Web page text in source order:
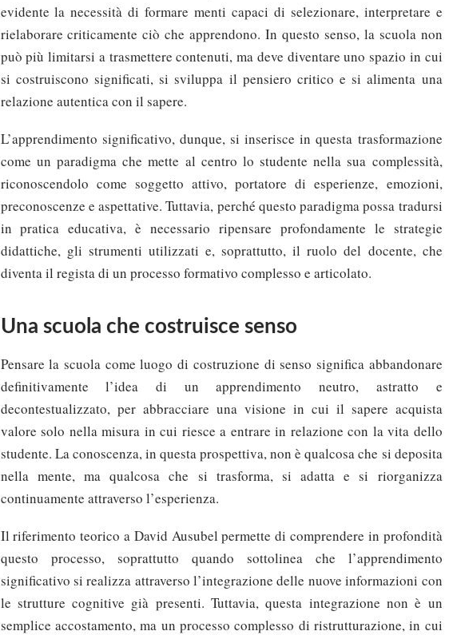
evidente la necessità di formare menti capaci di selezionare, interpretare e
rielaborare criticamente ciò che apprendono. In questo senso, la scuola non
può più limitarsi a trasmettere contenuti, ma deve diventare uno spazio in cui
si costruiscono significati, si sviluppa il pensiero critico e si alimenta una
relazione autentica con il sapere.
L’apprendimento significativo, dunque, si inserisce in questa trasformazione
come un paradigma che mette al centro lo studente nella sua complessità,
riconoscendolo come soggetto attivo, portatore di esperienze, emozioni,
preconoscenze e aspettative. Tuttavia, perché questo paradigma possa tradursi
in pratica educativa, è necessario ripensare profondamente le strategie
didattiche, gli strumenti utilizzati e, soprattutto, il ruolo del docente, che
diventa il regista di un processo formativo complesso e articolato.
Una scuola che costruisce senso
Pensare la scuola come luogo di costruzione di senso significa abbandonare
definitivamente l’idea di un apprendimento neutro, astratto e
decontestualizzato, per abbracciare una visione in cui il sapere acquista
valore solo nella misura in cui riesce a entrare in relazione con la vita dello
studente. La conoscenza, in questa prospettiva, non è qualcosa che si deposita
nella mente, ma qualcosa che si trasforma, si adatta e si riorganizza
continuamente attraverso l’esperienza.
Il riferimento teorico a David Ausubel permette di comprendere in profondità
questo processo, soprattutto quando sottolinea che l’apprendimento
significativo si realizza attraverso l’integrazione delle nuove informazioni con
le strutture cognitive già presenti. Tuttavia, questa integrazione non è un
semplice accostamento, ma un processo complesso di ristrutturazione, in cui